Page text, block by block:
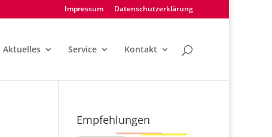
Impressum Datenschutzerklärung
Aktuelles Service Kontakt
Empfehlungen